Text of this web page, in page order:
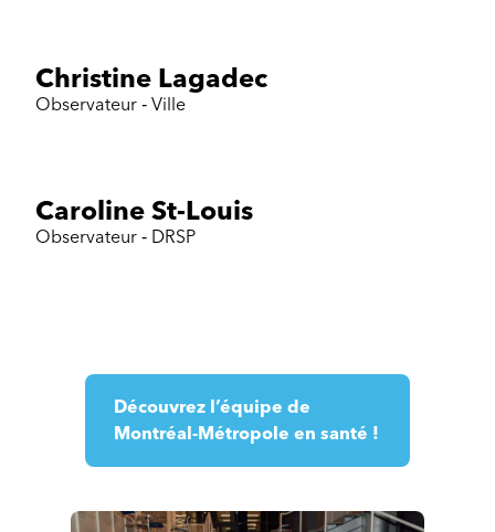
Christine Lagadec
Observateur ‐ Ville
Caroline St-Louis
Observateur ‐ DRSP
Découvrez l’équipe de
Montréal-Métropole en santé !